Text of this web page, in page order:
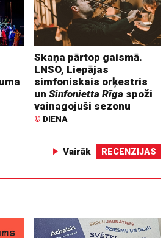
Skaņa pārtop gaismā.
LNSO, Liepājas
simfoniskais orķestris
unSinfonietta Rīga spoži
vainagojuši sezonu
© DIENA
Vairāk RECENZIJAS